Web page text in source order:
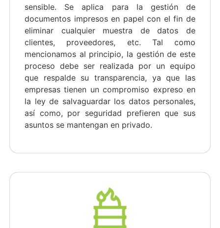
sensible. Se aplica para la gestión de
documentos impresos en papel con el fin de
eliminar cualquier muestra de datos de
clientes, proveedores, etc. Tal como
mencionamos al principio, la gestión de este
proceso debe ser realizada por un equipo
que respalde su transparencia, ya que las
empresas tienen un compromiso expreso en
la ley de salvaguardar los datos personales,
así como, por seguridad prefieren que sus
asuntos se mantengan en privado.